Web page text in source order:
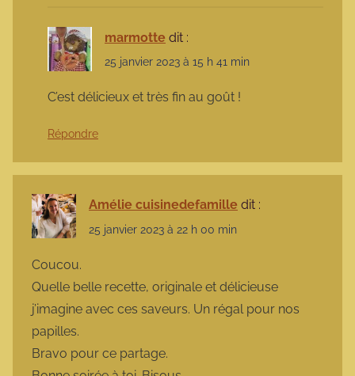
marmotte dit :
25 janvier 2023 à 15 h 41 min
C’est délicieux et très fin au goût !
Répondre
Amélie cuisinedefamille dit :
25 janvier 2023 à 22 h 00 min
Coucou.
Quelle belle recette, originale et délicieuse
j’imagine avec ces saveurs. Un régal pour nos
papilles.
Bravo pour ce partage.